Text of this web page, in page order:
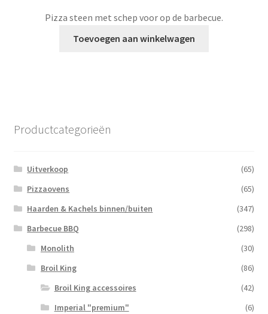
Pizza steen met schep voor op de barbecue.
Toevoegen aan winkelwagen
Productcategorieën
Uitverkoop
(65)
Pizzaovens
(65)
Haarden & Kachels binnen/buiten
(347)
Barbecue BBQ
(298)
Monolith
(30)
Broil King
(86)
Broil King accessoires
(42)
Imperial "premium"
(6)